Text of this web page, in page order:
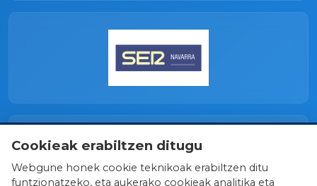
Cookieak erabiltzen ditugu
Webgune honek cookie teknikoak erabiltzen ditu
funtzionatzeko, eta aukerako cookieak analitika eta